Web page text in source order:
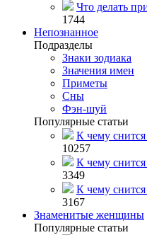
Что делать
1744
Непознанное
Подразделы
Знаки зодиака
Значения имен
Приметы
Сны
Фэн-шуй
Популярные статьи
К чему
10257
К чему снится
3349
К чему
3167
Знаменитые женщины
Популярные статьи